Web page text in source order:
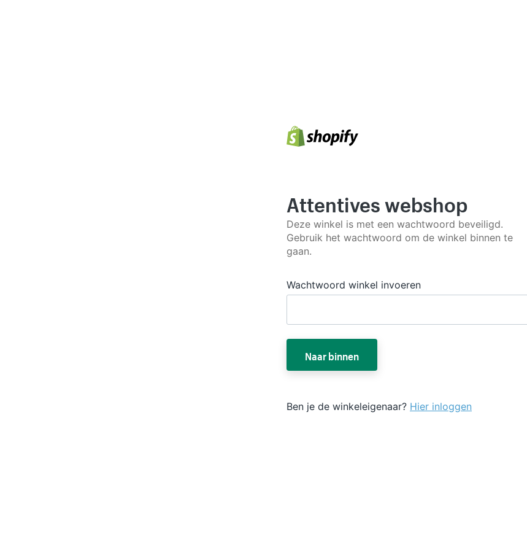
Attentives webshop
Deze winkel is met een wachtwoord beveiligd.
Gebruik het wachtwoord om de winkel binnen te
gaan.
Wachtwoord winkel invoeren
Naar binnen
Ben je de winkeleigenaar? Hier inloggen